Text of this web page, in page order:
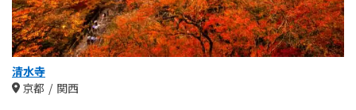
清水寺
京都
関西